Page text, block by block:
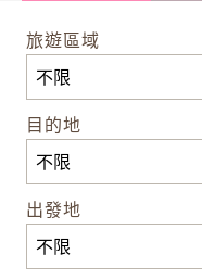
旅遊區域
目的地
出發地